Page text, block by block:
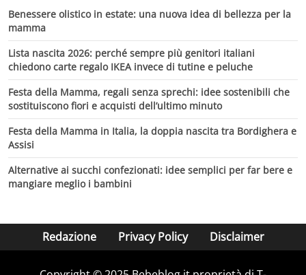
Benessere olistico in estate: una nuova idea di bellezza per la
mamma
Lista nascita 2026: perché sempre più genitori italiani
chiedono carte regalo IKEA invece di tutine e peluche
Festa della Mamma, regali senza sprechi: idee sostenibili che
sostituiscono fiori e acquisti dell’ultimo minuto
Festa della Mamma in Italia, la doppia nascita tra Bordighera e
Assisi
Alternative ai succhi confezionati: idee semplici per far bere e
mangiare meglio i bambini
Redazione Privacy Policy Disclaimer